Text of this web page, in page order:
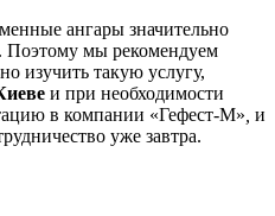
ангары значительно
Поэтому мы рекомендуем
изучить такую услугу,
и при необходимости
в компании «Гефест-М» и
уже завтра.